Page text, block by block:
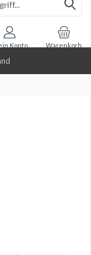
Warenkorb
Konto